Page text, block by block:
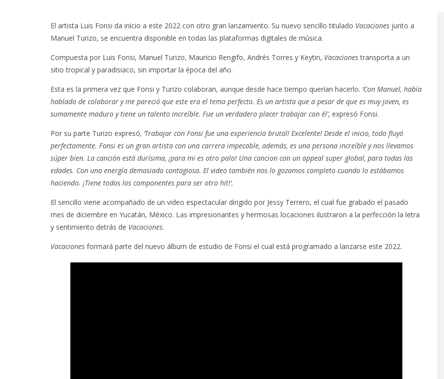
El artista Luis Fonsi da inicio a este 2022 con otro gran lanzamiento. Su nuevo sencillo titulado Vacaciones junto a
Manuel Turizo, se encuentra disponible en todas las plataformas digitales de música.
Compuesta por Luis Fonsi, Manuel Turizo, Mauricio Rengifo, Andrés Torres y Keytin, Vacacionestransporta a un
sitio tropical y paradisiaco, sin importar la época del año.
Esta es la primera vez que Fonsi y Turizo colaboran, aunque desde hace tiempo querían hacerlo. ‘Con Manuel, había
hablado de colaborar y me pareció que este era el tema perfecto. Es un artista que a pesar de que es muy joven, es
sumamente maduro y tiene un talento increíble. Fue un verdadero placer trabajar con él’, expresó Fonsi.
Por su parte Turizo expresó, ‘Trabajar con Fonsi fue una experiencia brutal! Excelente! Desde el inicio, todo fluyó
perfectamente. Fonsi es un gran artista con una carrera impecable, además, es una persona increíble y nos llevamos
súper bien. La canción está durísima, ¡para mi es otro palo! Una cancion con un appeal super global, para todas las
edades. Con una energía demasiado contagiosa. El video también nos lo gozamos completo cuando lo estábamos
haciendo. ¡Tiene todos los componentes para ser otro hit!’.
El sencillo viene acompañado de un video espectacular dirigido por Jessy Terrero, el cual fue grabado el pasado
mes de diciembre en Yucatán, México. Las impresionantes y hermosas locaciones ilustraron a la perfección la letra
y sentimiento detrás de Vacaciones.
Vacaciones formará parte del nuevo álbum de estudio de Fonsi el cual está programado a lanzarse este 2022.